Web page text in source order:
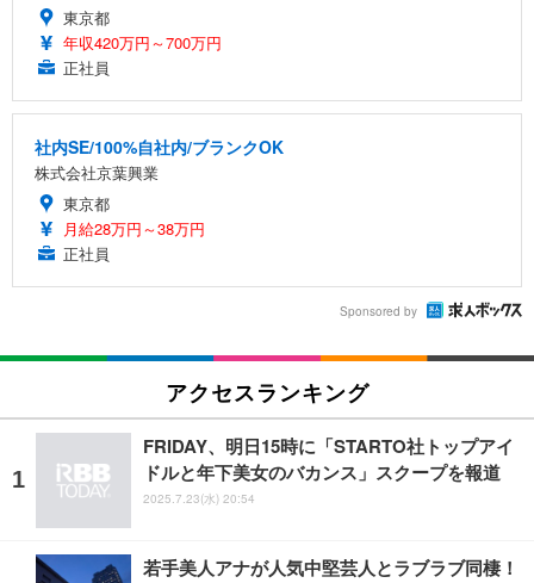
東京都
年収420万円～700万円
正社員
社内SE/100%自社内/ブランクOK
株式会社京葉興業
東京都
月給28万円～38万円
正社員
Sponsored by
アクセスランキング
FRIDAY、明日15時に「STARTO社トップアイ
ドルと年下美女のバカンス」スクープを報道
2025.7.23(水) 20:54
若手美人アナが人気中堅芸人とラブラブ同棲！